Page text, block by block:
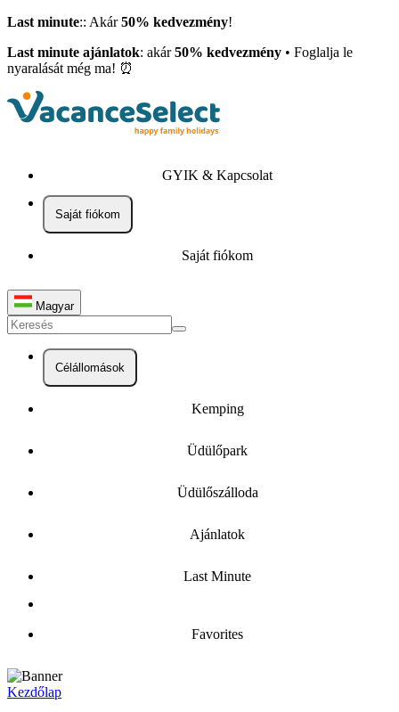
Last minute:: Akár50% kedvezmény!
Last minute ajánlatok: akár50% kedvezmény • Foglalja le
nyaralását még ma! ⏰
GYIK & Kapcsolat
Saját fiókom
Saját fiókom
Magyar
Célállomások
Kemping
Üdülőpark
Üdülőszálloda
Ajánlatok
Last Minute
Favorites
Kezdőlap